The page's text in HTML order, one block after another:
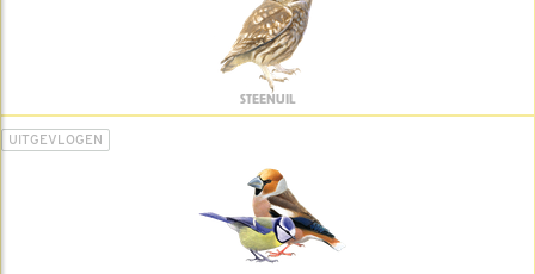
STEENUIL
UITGEVLOGEN